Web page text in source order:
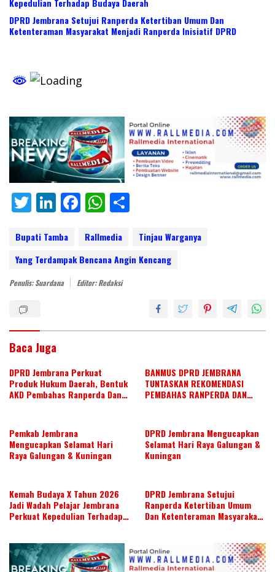
Kepedulian Terhadap Budaya Daerah
DPRD Jembrana Setujui Ranperda Ketertiban Umum Dan
Ketenteraman Masyarakat Menjadi Ranperda Inisiatif DPRD
T
itt
er
Li
k
e
dI
F
e
b
o
W
at
s
A
ar
e
Bupati Tamba Rallmedia
Tinjau Warganya
Yang Terdampak Bencana Angin Kencang
Penulis: Suardana Editor: Redaksi
Baca Juga
DPRD Jembrana Perkuat
Produk Hukum Daerah, Bentuk
AKD Pembahas Ranperda Dan
BANMUS DPRD JEMBRANA
TUNTASKAN REKOMENDASI
PEMBAHAS RANPERDA DAN
Pemkab Jembrana
Mengucapkan Selamat Hari
Raya Galungan & Kuningan
DPRD Jembrana Mengucapkan
Selamat Hari Raya Galungan &
Kuningan
Kemah Budaya X Tahun 2026
Jadi Wadah Pelajar Jembrana
Perkuat Kepedulian Terhadap
DPRD Jembrana Setujui
Ranperda Ketertiban Umum
Dan Ketenteraman Masyarakat